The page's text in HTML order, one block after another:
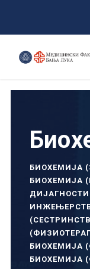
БИОХЕМИЈА
БИОХЕМИЈА
БИОХЕМИЈА
БИОХЕМИЈА